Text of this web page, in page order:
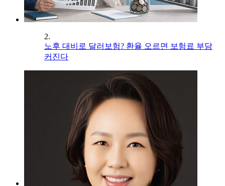
2.
노후 대비로 달러보험? 환율 오르면 보험료 부담
커진다